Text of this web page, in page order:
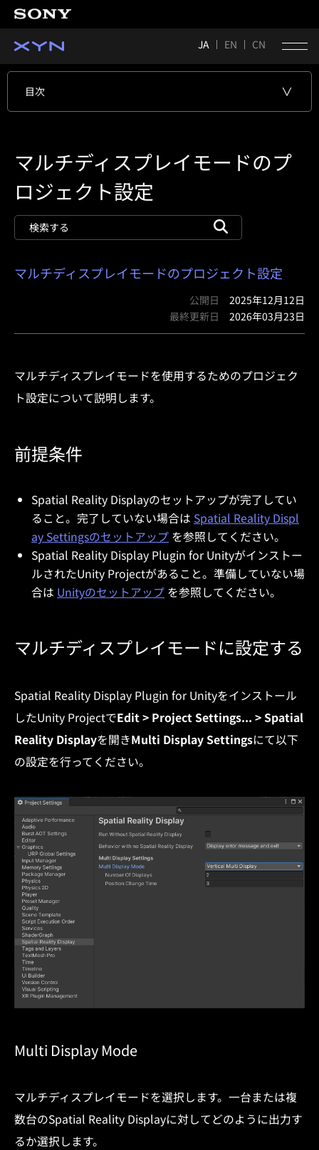
JA EN CN
目次
マルチディスプレイモードのプ
ロジェクト設定
マルチディスプレイモードのプロジェクト設定
公開日 2025年12月12日
最終更新日 2026年03月23日
マルチディスプレイモードを使用するためのプロジェク
ト設定について説明します。
前提条件
Spatial Reality Displayのセットアップが完了してい
ること。完了していない場合は Spatial Reality Displ
ay Settingsのセットアップ を参照してください。
Spatial Reality Display Plugin for Unityがインストー
ルされたUnity Projectがあること。準備していない場
合は Unityのセットアップ を参照してください。
マルチディスプレイモードに設定する
Spatial Reality Display Plugin for Unityをインストール
したUnity ProjectでEdit > Project Settings... > Spatial
Reality Displayを開きMulti Display Settingsにて以下
の設定を行ってください。
Multi Display Mode
マルチディスプレイモードを選択します。一台または複
数台のSpatial Reality Displayに対してどのように出力す
るか選択します。